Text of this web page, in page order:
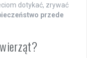
dotykać, zrywać
przede